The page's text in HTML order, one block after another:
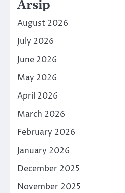
Arsip
August 2026
July 2026
June 2026
May 2026
April 2026
March 2026
February 2026
January 2026
December 2025
November 2025